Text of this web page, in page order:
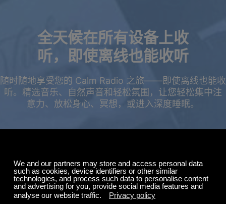
订阅最高可享五折优
惠。
全天候在所有设备上收
听，即使离线也能收听
随时随地享受您的 Calm Radio 之旅——即使离线也能收
听。精选音乐、自然声音和轻松氛围，让您轻松集中注
意力、放松身心、冥想，或进入深度睡眠。